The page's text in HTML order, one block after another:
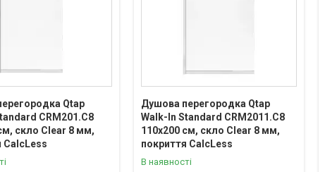
Qtap
CRM201.C8
скло Clear 8 мм,
CalcLess
Душова перегородка Qtap
Walk-In Standard CRM2011.C8
110х200 см, скло Clear 8 мм,
покриття CalcLess
В наявності